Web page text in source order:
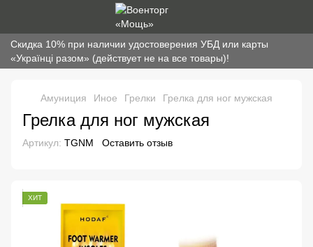
Скидка 10% при наличии удостоверения УБД или карты
«Українці разом» (действует не на все товары)!
Амуниция Иное Грелки Грелка для ног мужская
Грелка для ног мужская
Артикул: TGNM Оставить отзыв
ХИТ